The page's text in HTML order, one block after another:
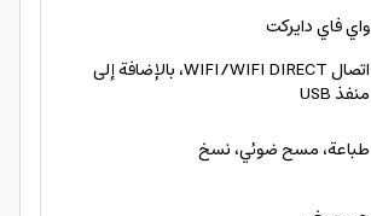
واي فاي دايركت
اتصال WIFI/WIFI DIRECT، بالإضافة إلى
منفذ USB
طباعة، مسح ضوئي، نسخ